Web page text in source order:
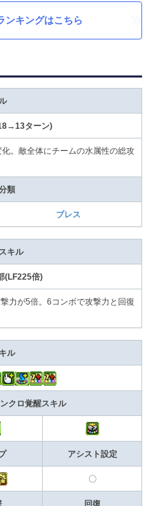
ンキングはこちら
ターン)
。敵全体にチームの水属性の総攻
類
ブレス
キル
(LF225倍)
力が5倍。6コンボで攻撃力と回復
ル
クロ覚醒スキル
アシスト設定
〇
回復